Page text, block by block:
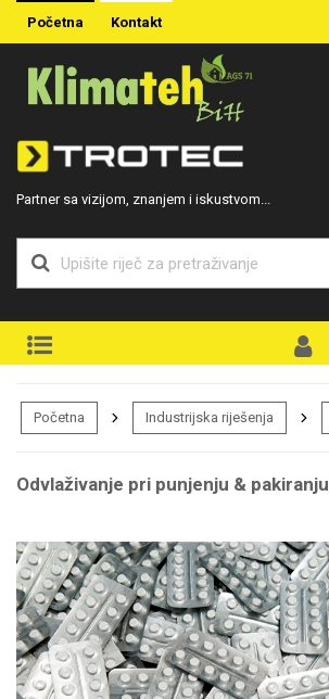
Početna Kontakt
Partner sa vizijom, znanjem i iskustvom...
Početna Industrijska riješenja
Odvlaživanje pri punjenju & pakiranju